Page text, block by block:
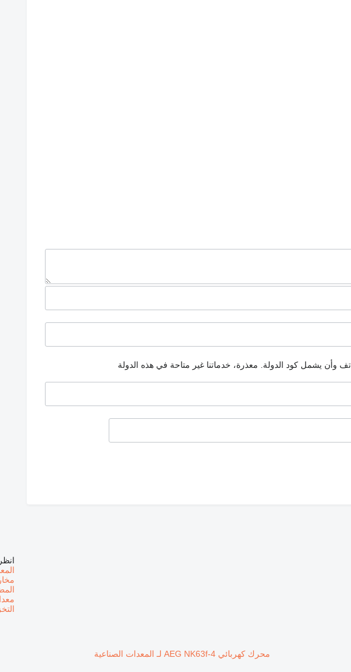
وأن يشمل كود الدولة. معذرة، خدماتنا غير متاحة في هذه الدولة
محرك كهربائي AEG NK63f-4 لـ المعدات الصناعية